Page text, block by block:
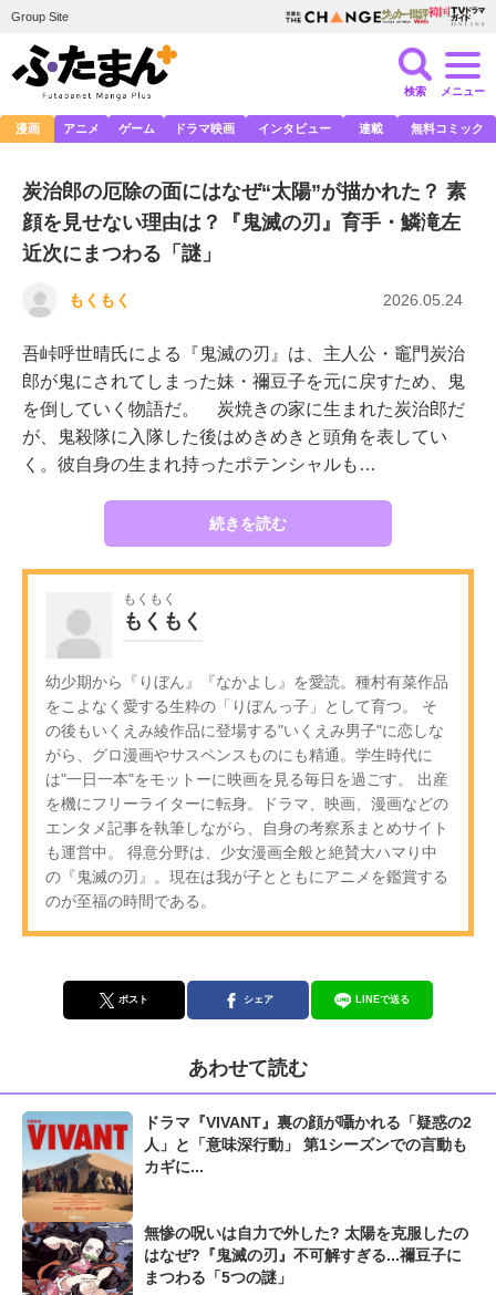
Group Site
検索 メニュー
漫画 アニメ ゲーム ドラマ映画 インタビュー 連載 無料コミック
炭治郎の厄除の面にはなぜ“太陽”が描かれた？ 素
顔を見せない理由は？『鬼滅の刃』育手・鱗滝左
近次にまつわる「謎」
もくもく 2026.05.24
吾峠呼世晴氏による『鬼滅の刃』は、主人公・竈門炭治
郎が鬼にされてしまった妹・禰󠄀豆子を元に戻すため、鬼
を倒していく物語だ。 炭焼きの家に生まれた炭治郎だ
が、鬼殺隊に入隊した後はめきめきと頭角を表してい
く。彼自身の生まれ持ったポテンシャルも…
続きを読む
もくもく
もくもく
幼少期から『りぼん』『なかよし』を愛読。種村有菜作品
をこよなく愛する生粋の「りぼんっ子」として育つ。 そ
の後もいくえみ綾作品に登場する"いくえみ男子"に恋しな
がら、グロ漫画やサスペンスものにも精通。学生時代に
は"一日一本"をモットーに映画を見る毎日を過ごす。 出産
を機にフリーライターに転身。ドラマ、映画、漫画などの
エンタメ記事を執筆しながら、自身の考察系まとめサイト
も運営中。 得意分野は、少女漫画全般と絶賛大ハマり中
の『鬼滅の刃』。現在は我が子とともにアニメを鑑賞する
のが至福の時間である。
ポスト シェア LINEで送る
あわせて読む
ドラマ『VIVANT』裏の顔が囁かれる「疑惑の2
人」と「意味深行動」 第1シーズンでの言動も
カギに...
無惨の呪いは自力で外した? 太陽を克服したの
はなぜ?『鬼滅の刃』不可解すぎる...禰豆子に
まつわる「5つの謎」